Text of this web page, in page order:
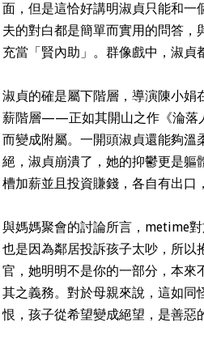
面，但是這恰好講明淑貞只能和一
夫的對白都是簡單而實用的問答
充當「賢內助」。群像戲中，淑貞
淑貞的確是屬下階層，導演陳小娟
薪階層——正如其開山之作《淪落
而變成附屬。一開頭淑貞還能夠溫
絕，淑貞崩潰了，她的抑鬱更是軀
槽加薪並且投資賺錢，各自有出口
與媽媽聚會的討論所言，metime
也是因為鄰居投訴孩子太吵，所以
官，她明明不是你的一部分，本來
其之義務。對於母親來說，這如同
恨，孩子從希望變成絕望，是善惡